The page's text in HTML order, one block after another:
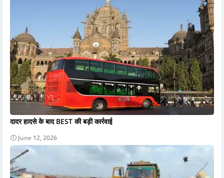
दादर हादसे के बाद BEST की बड़ी कार्रवाई
June 12, 2026